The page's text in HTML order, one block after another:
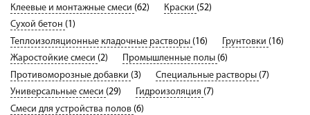
Клеевые и монтажные смеси (62) Краски (52)
Сухой бетон (1)
Теплоизоляционные кладочные растворы (16) Грунтовки (16)
Жаростойкие смеси (2) Промышленные полы (6)
Противоморозные добавки (3) Специальные растворы (7)
Универсальные смеси (29) Гидроизоляция (7)
Смеси для устройства полов (6)